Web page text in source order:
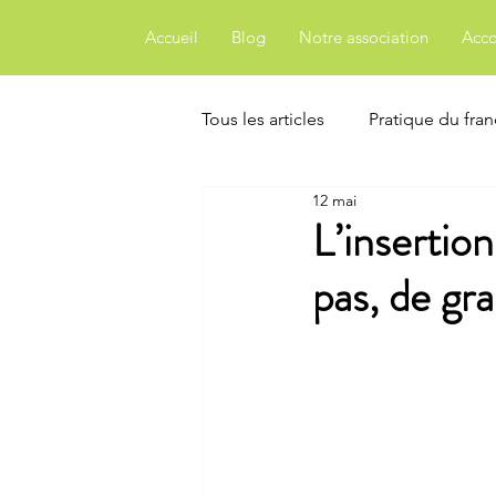
Accueil Blog Notre association
Tous les articles Pratique du
Confiance et projet
Formations sur mesure
pas, de
12 mai